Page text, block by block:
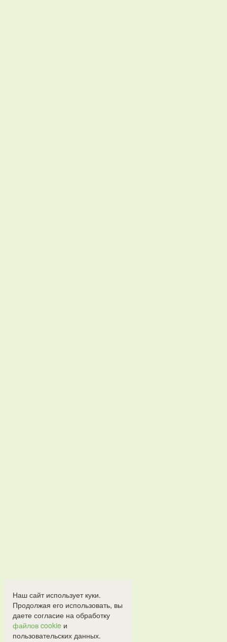
Наш сайт использует куки.
Продолжая его использовать, вы
даете согласие на обработку
файлов cookie и
пользовательских данных.